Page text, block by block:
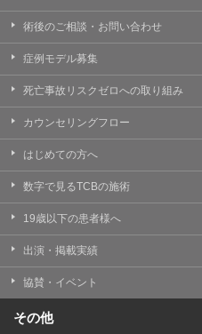
術後のご相談・お問い合わせ
症例モデル募集
死亡事故リスクゼロへの取り組み
カウンセリングフロー
はじめての方へ
数字で見るTCBの施術
19歳以下の患者様へ
出演・掲載実績
協賛・イベント
その他